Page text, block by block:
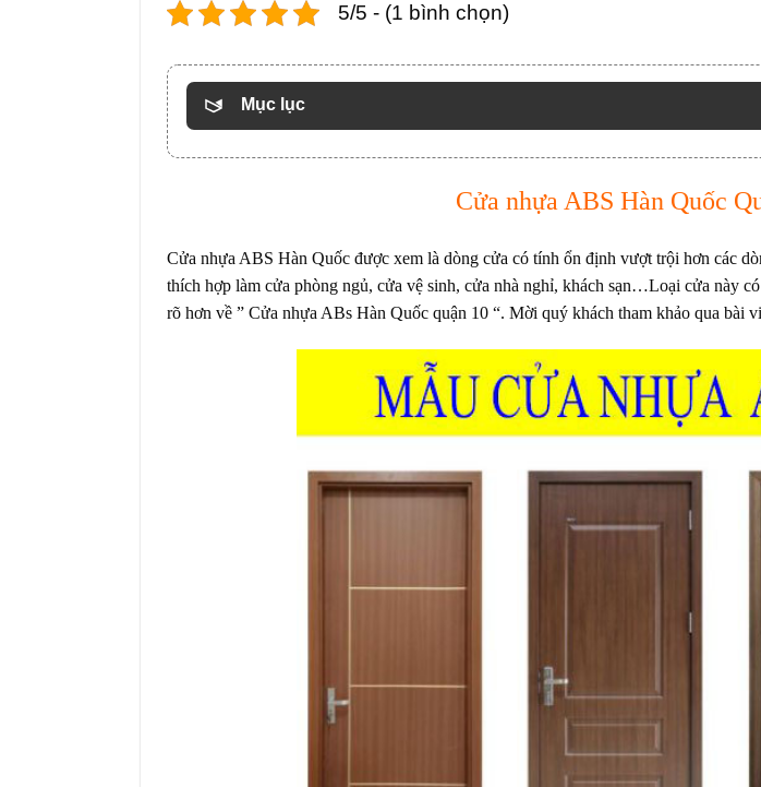
5/5 - (1 bình chọn)
Mục lục
Cửa nhựa ABS Hàn Quốc
Cửa nhựa ABS Hàn Quốcđược xem là dòng cửa có tính ổn định vượt trội hơn các
thích hợp làm cửa phòng ngủ, cửa vệ sinh, cửa nhà nghỉ, khách sạn…Loại cửa này
rõ hơn về ” Cửa nhựa ABs Hàn Quốc quận 10 “. Mời quý khách tham khảo qua bài